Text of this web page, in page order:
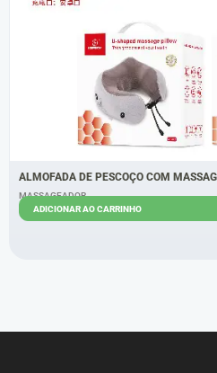
ALMOFADA DE PESCOÇO COM
MASSAGEADOR
ADICIONAR AO CARRINHO